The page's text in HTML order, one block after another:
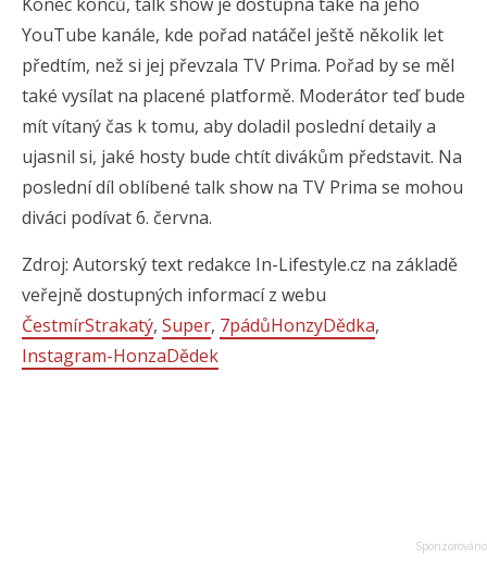
YouTube kanále, kde pořad natáčel ještě několik let
předtím, než si jej převzala TV Prima. Pořad by se měl
také vysílat na placené platformě. Moderátor teď bude
mít vítaný čas k tomu, aby doladil poslední detaily a
ujasnil si, jaké hosty bude chtít divákům představit. Na
poslední díl oblíbené talk show na TV Prima se mohou
diváci podívat 6. června.
Zdroj: Autorský text redakce In-Lifestyle.cz na základě
veřejně dostupných informací z webu
ČestmírStrakatý, Super, 7pádůHonzyDědka,
Instagram-HonzaDědek